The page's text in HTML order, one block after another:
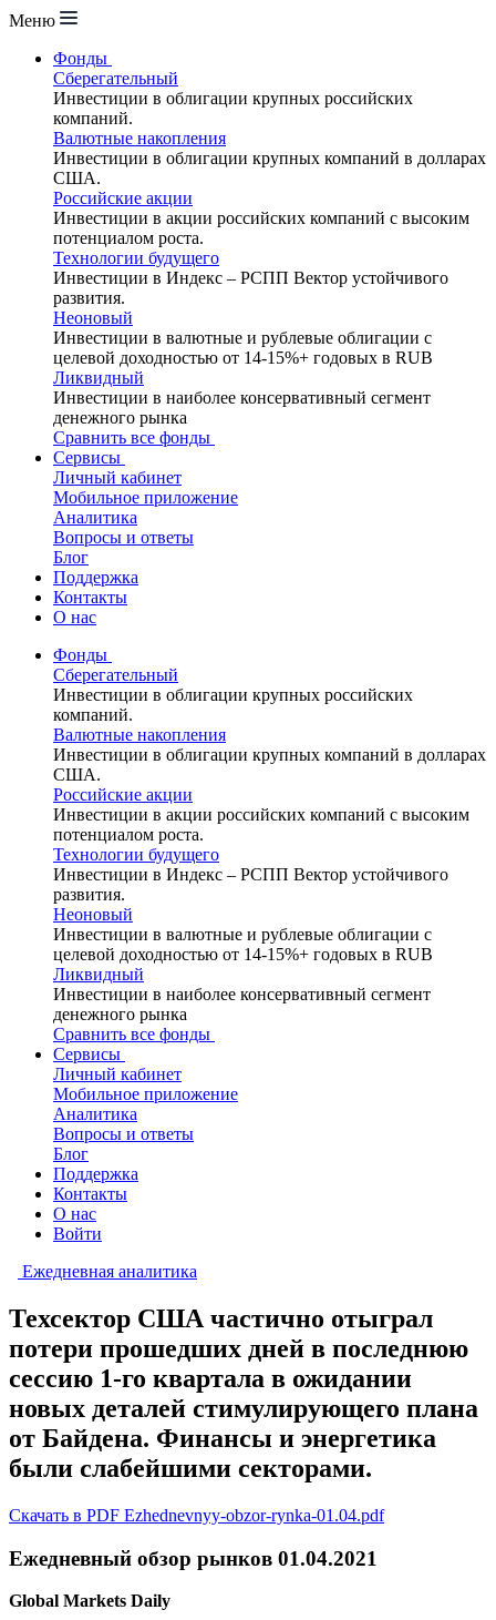
Меню
Фонды
Сберегательный
Инвестиции в облигации крупных российских
компаний.
Валютные накопления
Инвестиции в облигации крупных компаний в долларах
США.
Российские акции
Инвестиции в акции российских компаний с высоким
потенциалом роста.
Технологии будущего
Инвестиции в Индекс – РСПП Вектор устойчивого
развития.
Неоновый
Инвестиции в валютные и рублевые облигации с
целевой доходностью от 14-15%+ годовых в RUB
Ликвидный
Инвестиции в наиболее консервативный сегмент
денежного рынка
Сравнить все фонды
Сервисы
Личный кабинет
Мобильное приложение
Аналитика
Вопросы и ответы
Блог
Поддержка
Контакты
О нас
Фонды
Сберегательный
Инвестиции в облигации крупных российских
компаний.
Валютные накопления
Инвестиции в облигации крупных компаний в долларах
США.
Российские акции
Инвестиции в акции российских компаний с высоким
потенциалом роста.
Технологии будущего
Инвестиции в Индекс – РСПП Вектор устойчивого
развития.
Неоновый
Инвестиции в валютные и рублевые облигации с
целевой доходностью от 14-15%+ годовых в RUB
Ликвидный
Инвестиции в наиболее консервативный сегмент
денежного рынка
Сравнить все фонды
Сервисы
Личный кабинет
Мобильное приложение
Аналитика
Вопросы и ответы
Блог
Поддержка
Контакты
О нас
Войти
Ежедневная аналитика
Техсектор США частично отыграл
потери прошедших дней в последнюю
сессию 1-го квартала в ожидании
новых деталей стимулирующего плана
от Байдена. Финансы и энергетика
были слабейшими секторами.
Скачать в PDF Ezhednevnyy-obzor-rynka-01.04.pdf
Ежедневный обзор рынков 01.04.2021
Global Markets Daily